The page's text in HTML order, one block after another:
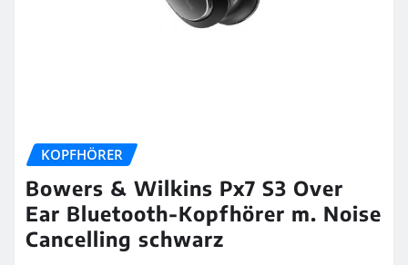
KOPFHÖRER
Bowers & Wilkins Px7 S3 Over
Ear Bluetooth-Kopfhörer m. Noise
Cancelling schwarz